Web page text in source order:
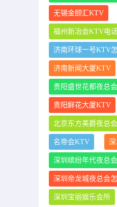
无锡金颐汇KTV
福州新冶会KTV电
济南环球一号KTV
济南新闻大厦KTV
贵阳盛世花都夜总
贵阳鲜花大厦KTV
北京东方美爵夜总
名帝会KTV
深圳缤纷年代夜总会
深圳帝龙城夜总会
深圳宝丽娱乐会所